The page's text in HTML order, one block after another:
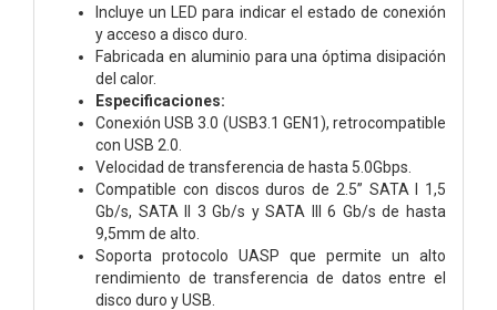
Incluye un LED para indicar el estado de conexión
y acceso a disco duro.
Fabricada en aluminio para una óptima disipación
del calor.
Especificaciones:
Conexión USB 3.0 (USB3.1 GEN1), retrocompatible
con USB 2.0.
Velocidad de transferencia de hasta 5.0Gbps.
Compatible con discos duros de 2.5” SATA I 1,5
Gb/s, SATA II 3 Gb/s y SATA III 6 Gb/s de hasta
9,5mm de alto.
Soporta protocolo UASP que permite un alto
rendimiento de transferencia de datos entre el
disco duro y USB.